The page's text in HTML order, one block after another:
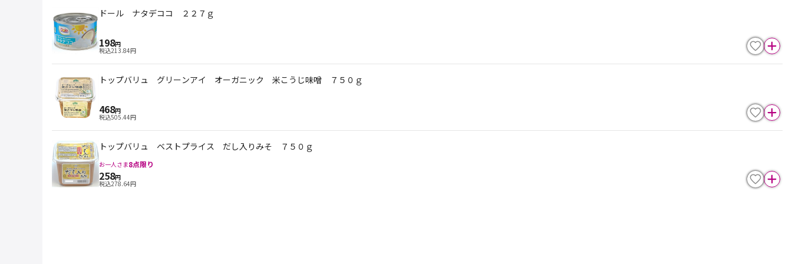
ドール ナタデココ ２２７ｇ
198円
税込213.84円
トップバリュ グリーンアイ オーガニック 米こうじ味噌 ７５０ｇ
468円
税込505.44円
トップバリュ ベストプライス だし入りみそ ７５０ｇ
お一人さま8点限り
258円
税込278.64円